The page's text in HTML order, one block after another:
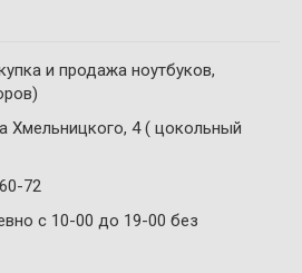
и продажа ноутбуков,
Хмельницкого, 4 ( цокольный
72
с 10-00 до 19-00 без